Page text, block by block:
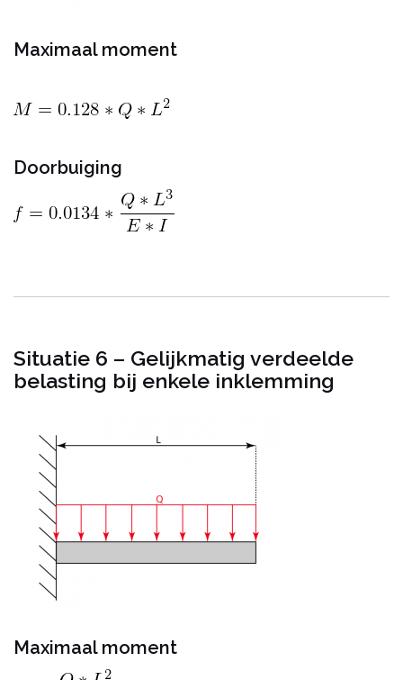
Maximaal moment
Doorbuiging
Situatie 6 – Gelijkmatig verdeelde
belasting bij enkele inklemming
Maximaal moment